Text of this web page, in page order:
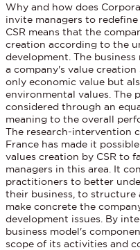
Why and how does
invite managers to
CSR means that the
creation according to the
development. The
a company's value
only economic value but
environmental values. The
considered through an
meaning to the overall
The research-intervention
France has made it
values creation by CSR to
managers in this area. It
practitioners to better
their business, to
make concrete the
development issues. By
business model's
scope of its activities and